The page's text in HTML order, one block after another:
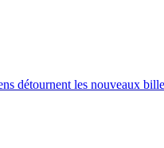
détournent les nouveaux